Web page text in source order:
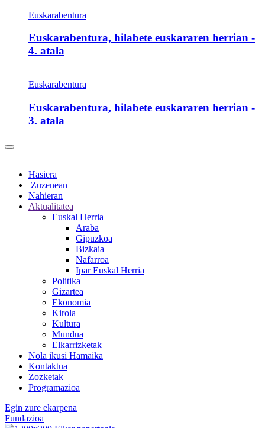
Euskarabentura
Euskarabentura, hilabete euskararen herrian -
4. atala
Euskarabentura
Euskarabentura, hilabete euskararen herrian -
3. atala
Hasiera
Zuzenean
Nahieran
Aktualitatea
Euskal Herria
Araba
Gipuzkoa
Bizkaia
Nafarroa
Ipar Euskal Herria
Politika
Gizartea
Ekonomia
Kirola
Kultura
Mundua
Elkarrizketak
Nola ikusi Hamaika
Kontaktua
Zozketak
Programazioa
Egin zure ekarpena
Fundazioa